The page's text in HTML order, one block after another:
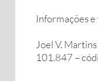
Informações e
Joel V.
101.847 –